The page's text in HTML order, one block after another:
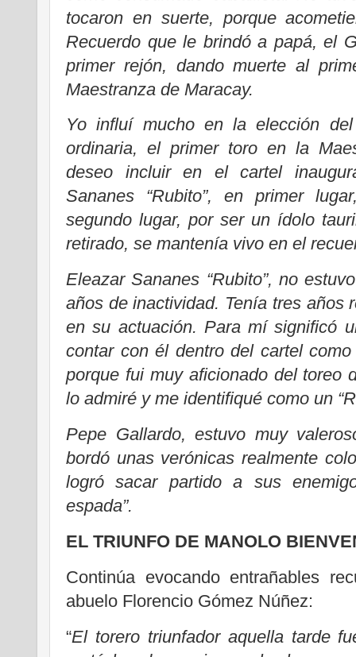
tocaron en suerte, porque
Recuerdo que le brindó a papá, el
primer rejón, dando muerte al
Maestranza de Maracay.
Yo influí mucho en la elección
ordinaria, el primer toro en la
deseo incluir en el cartel
Sananes “Rubito”, en primer
segundo lugar, por ser un ídolo
retirado, se mantenía vivo en el
Eleazar Sananes “Rubito”, no
años de inactividad. Tenía tres años
en su actuación. Para mí significó
contar con él dentro del cartel
porque fui muy aficionado del toreo
lo admiré y me identifiqué como un
Pepe Gallardo, estuvo muy
bordó unas verónicas realmente
logró sacar partido a sus
espada”.
EL TRIUNFO DE MANOLO
Continúa evocando entrañables
abuelo Florencio Gómez Núñez:
“El torero triunfador aquella tarde